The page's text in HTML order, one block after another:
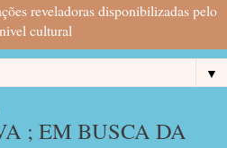
reveladoras disponibilizadas pelo
cultural
▼
; EM BUSCA DA